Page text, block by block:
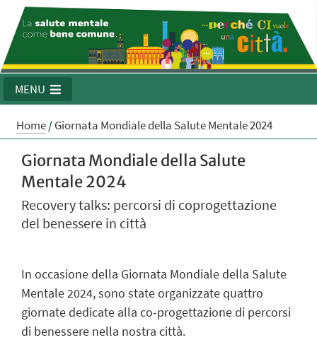
MENU
Home/Giornata Mondiale della Salute Mentale 2024
Giornata Mondiale della Salute
Mentale 2024
Recovery talks: percorsi di coprogettazione
del benessere in città
In occasione della Giornata Mondiale della Salute
Mentale 2024, sono state organizzate quattro
giornate dedicate alla co-progettazione di percorsi
di benessere nella nostra città.